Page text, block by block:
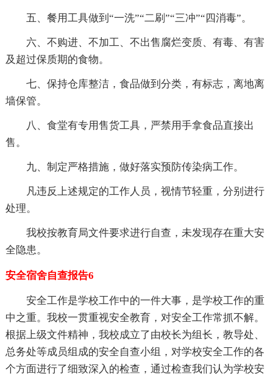
五、餐用工具做到“一洗”“二刷”“三冲”“四消毒”。
六、不购进、不加工、不出售腐烂变质、有毒、有害
及超过保质期的食物。
七、保持仓库整洁，食品做到分类，有标志，离地离
墙保管。
八、食堂有专用售货工具，严禁用手拿食品直接出
售。
九、制定严格措施，做好落实预防传染病工作。
凡违反上述规定的工作人员，视情节轻重，分别进行
处理。
我校按教育局文件要求进行自查，未发现存在重大安
全隐患。
安全宿舍自查报告6
安全工作是学校工作中的一件大事，是学校工作的重
中之重。我校一贯重视安全教育，对安全工作常抓不解。
根据上级文件精神，我校成立了由校长为组长，教导处、
总务处等成员组成的安全自查小组，对学校安全工作的各
个方面进行了细致深入的检查，通过检查我们认为学校安